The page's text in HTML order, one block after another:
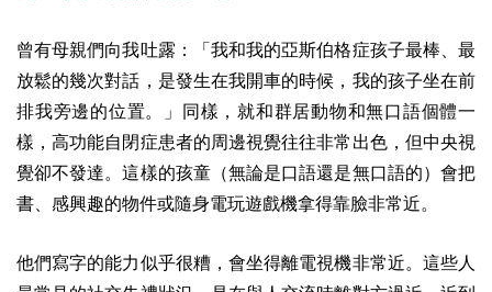
曾有母親們向我吐露：「我和我的亞斯伯格症孩子最棒、最
放鬆的幾次對話，是發生在我開車的時候，我的孩子坐在前
排我旁邊的位置。」同樣，就和群居動物和無口語個體一
樣，高功能自閉症患者的周邊視覺往往非常出色，但中央視
覺卻不發達。這樣的孩童（無論是口語還是無口語的）會把
書、感興趣的物件或隨身電玩遊戲機拿得靠臉非常近。
他們寫字的能力似乎很糟，會坐得離電視機非常近。這些人